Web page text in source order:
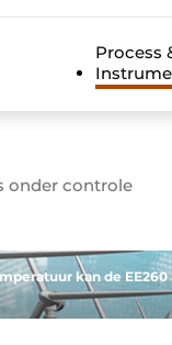
Process
onder controle
kan de